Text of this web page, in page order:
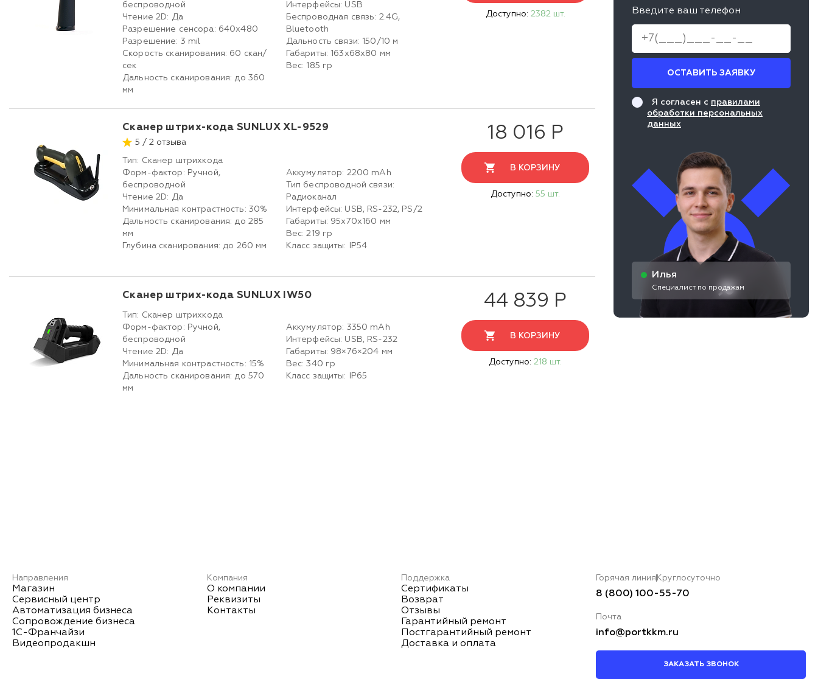
беспроводной
Чтение 2D: Да
Разрешение сенсора: 640х480
Разрешение: 3 mil
Скорость сканирования: 60 скан/
сек
Дальность сканирования: до 360
мм
Интерфейсы: USB
Беспроводная связь: 2.4G,
Bluetooth
Дальность связи: 150/10 м
Габариты: 163х68х80 мм
Вес: 185 гр
Доступно: 2382 шт.
Сканер штрих-кода SUNLUX XL-9529
5 / 2 отзыва
Тип: Сканер штрихкода
Форм-фактор: Ручной,
беспроводной
Чтение 2D: Да
Минимальная контрастность: 30%
Дальность сканирования: до 285
мм
Глубина сканирования: до 260 мм
Аккумулятор: 2200 mAh
Тип беспроводной связи:
Радиоканал
Интерфейсы: USB, RS-232, PS/2
Габариты: 95х70х160 мм
Вес: 219 гр
Класс защиты: IP54
18 016 Р
В КОРЗИНУ
Доступно: 55 шт.
Сканер штрих-кода SUNLUX IW50
Тип: Сканер штрихкода
Форм-фактор: Ручной,
беспроводной
Чтение 2D: Да
Минимальная контрастность: 15%
Дальность сканирования: до 570
мм
Аккумулятор: 3350 mAh
Интерфейсы: USB, RS-232
Габариты: 98×76×204 мм
Вес: 340 гр
Класс защиты: IP65
44 839 Р
В КОРЗИНУ
Доступно: 218 шт.
Введите ваш телефон
ОСТАВИТЬ ЗАЯВКУ
Я согласен с правилами
обработки персональных
данных
Илья
Специалист по продажам
Направления
Магазин
Сервисный центр
Автоматизация бизнеса
Сопровождение бизнеса
1С-Франчайзи
Видеопродакшн
Компания
О компании
Реквизиты
Контакты
Поддержка
Сертификаты
Возврат
Отзывы
Гарантийный ремонт
Постгарантийный ремонт
Доставка и оплата
Горячая линия Круглосуточно
8 (800) 100-55-70
Почта
info@portkkm.ru
ЗАКАЗАТЬ ЗВОНОК